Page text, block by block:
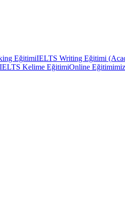
EğitimiIELTS Writing Eğitimi
IELTS Kelime EğitimiOnline Eğitimimiz